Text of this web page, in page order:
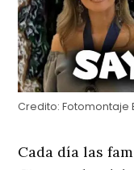
Credito: Fotomontaje
Cada día las